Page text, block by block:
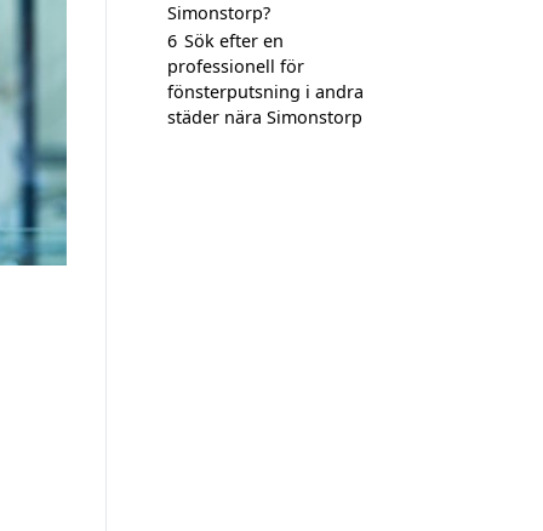
Simonstorp?
6 Sök efter en
professionell för
fönsterputsning i andra
städer nära Simonstorp